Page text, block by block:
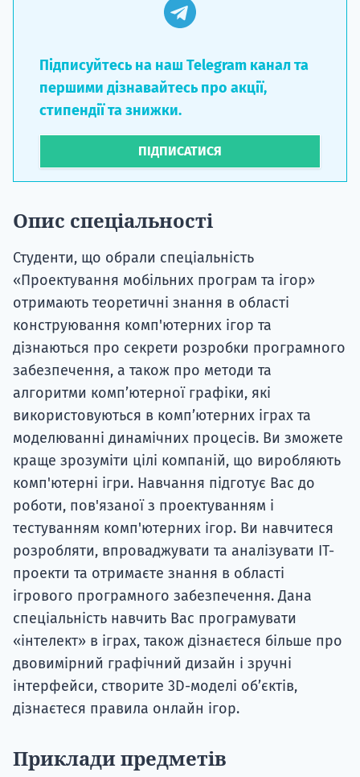
Підписуйтесь на наш Telegram канал та
першими дізнавайтесь про акції,
стипендії та знижки.
ПІДПИСАТИСЯ
Опис спеціальності
Студенти, що обрали спеціальність
«Проектування мобільних програм та ігор»
отримають теоретичні знання в області
конструювання комп'ютерних ігор та
дізнаються про секрети розробки програмного
забезпечення, а також про методи та
алгоритми комп’ютерної графіки, які
використовуються в комп’ютерних іграх та
моделюванні динамічних процесів. Ви зможете
краще зрозуміти цілі компаній, що виробляють
комп'ютерні ігри. Навчання підготує Вас до
роботи, пов'язаної з проектуванням і
тестуванням комп'ютерних ігор. Ви навчитеся
розробляти, впроваджувати та аналізувати ІТ-
проекти та отримаєте знання в області
ігрового програмного забезпечення. Дана
спеціальність навчить Вас програмувати
«інтелект» в іграх, також дізнаєтеся більше про
двовимірний графічний дизайн і зручні
інтерфейси, створите 3D-моделі об’єктів,
дізнаєтеся правила онлайн ігор.
Приклади предметів